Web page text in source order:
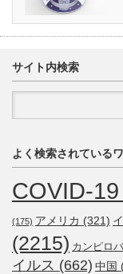
サイト内検索
よく検索されている
COVID-19
(175) アメリカ (321)
(2215) カンピロ
イルス (662) 中国